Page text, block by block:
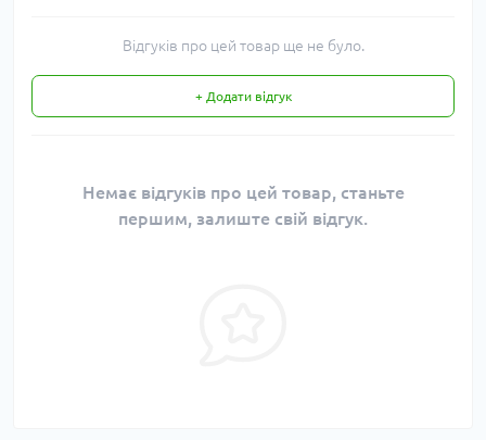
Відгуків про цей товар ще не було.
+ Додати відгук
Немає відгуків про цей товар, станьте
першим, залиште свій відгук.